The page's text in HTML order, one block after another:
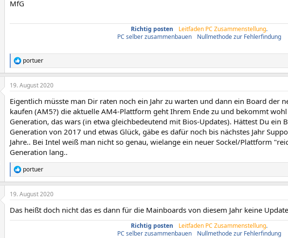
MfG
Richtig posten Leitfaden PC Zusammenstellung.
PC selber zusammenbauen
Nullmethode zur Fehlerfindung
R
e
a
k
i
o
n
e
n
:
portuer
19. August 2020
Eigentlich müsste man Dir raten noch ein Jahr zu warten und dann ein Board der
kaufen (AM5?) die aktuelle AM4-Plattform geht Ihrem Ende zu und bekommt wohl
Generation, das wars (in etwa gleichbedeutend mit Bios-Updates). Hättest Du ein
Generation von 2017 und etwas Glück, gäbe es dafür noch bis nächstes Jahr
Jahre.. Bei Intel weiß man nicht so genau, wielange ein neuer Sockel/Plattform
Generation lang..
R
e
a
k
i
o
portuer
19. August 2020
Das heißt doch nicht das es dann für die Mainboards von diesem Jahr keine
Richtig posten Leitfaden PC Zusammenstellung.
PC selber zusammenbauen
Nullmethode zur Fehlerfindung